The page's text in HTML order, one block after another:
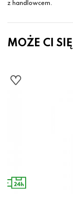
z handlowcem.
MOŻE CI